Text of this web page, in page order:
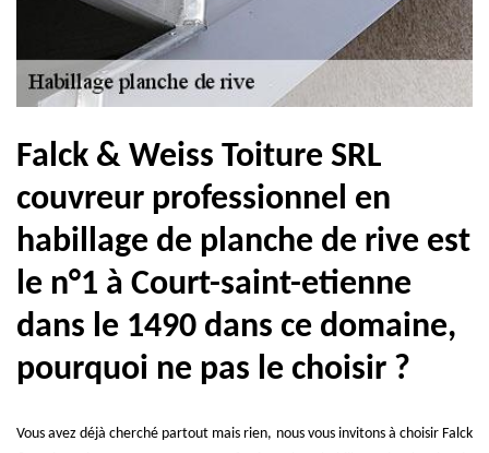
Falck & Weiss Toiture SRL
couvreur professionnel en
habillage de planche de rive est
le n°1 à Court-saint-etienne
dans le 1490 dans ce domaine,
pourquoi ne pas le choisir ?
Vous avez déjà cherché partout mais rien, nous vous invitons à choisir Falck